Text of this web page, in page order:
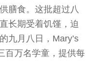
膳食。这批超过八
长期受着饥馑，迫
九月八日，Mary’s
百万名学童，提供每